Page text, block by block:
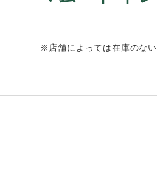
※店舗によっては在庫のない